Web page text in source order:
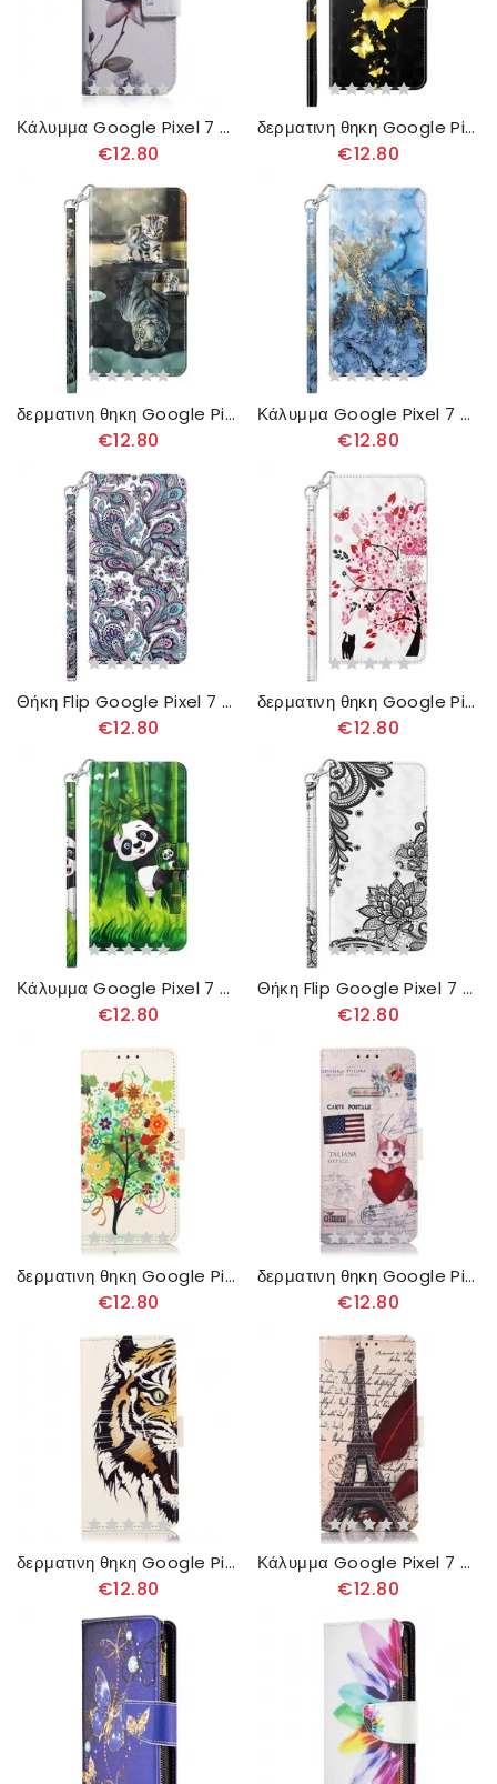
Κάλυμμα Google Pixel 7 Ροζ Λουλούδι
€12.80
δερματινη θηκη Google Pixel 7 με κορδονι Πεταλούδες Με Λουράκια
€12.80
δερματινη θηκη Google Pixel 7 με κορδονι Dream Of Kitten With Strap
€12.80
Κάλυμμα Google Pixel 7 με κορδονι Strap Art
€12.80
Θήκη Flip Google Pixel 7 Μοτίβο Paisley
€12.80
δερματινη θηκη Google Pixel 7 με κορδονι Γάτα Και Λουράκι
€12.80
Κάλυμμα Google Pixel 7 με κορδονι Πάντα Και Μπαμπού Με Κορδόνι
€12.80
Θήκη Flip Google Pixel 7 με κορδονι Δαντέλα Με Λουράκια
€12.80
δερματινη θηκη Google Pixel 7 Ανθισμένο Δέντρο
€12.80
δερματινη θηκη Google Pixel 7 Ταξιδιώτης
€12.80
δερματινη θηκη Google Pixel 7 Άγριος Τίγρης
€12.80
Κάλυμμα Google Pixel 7 Πύργος Του Άιφελ Του Ποιητή
€12.80